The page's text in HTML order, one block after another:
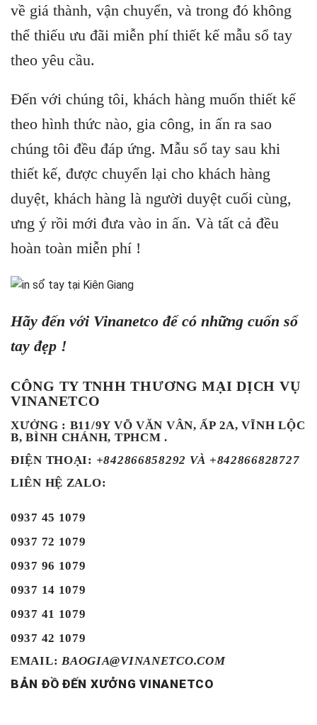
về giá thành, vận chuyển, và trong đó không
thể thiếu ưu đãi miễn phí thiết kế mẫu sổ tay
theo yêu cầu.
Đến với chúng tôi, khách hàng muốn thiết kế
theo hình thức nào, gia công, in ấn ra sao
chúng tôi đều đáp ứng. Mẫu sổ tay sau khi
thiết kế, được chuyển lại cho khách hàng
duyệt, khách hàng là người duyệt cuối cùng,
ưng ý rồi mới đưa vào in ấn. Và tất cả đều
hoàn toàn miễn phí !
Hãy đến với Vinanetco để có những cuốn sổ
tay đẹp !
CÔNG TY TNHH THƯƠNG MẠI DỊCH VỤ
VINANETCO
XƯỞNG : B11/9Y VÕ VĂN VÂN, ẤP 2A, VĨNH LỘC
B, BÌNH CHÁNH, TPHCM .
ĐIỆN THOẠI: +842866858292 VÀ +842866828727
LIÊN HỆ ZALO:
0937 45 1079
0937 72 1079
0937 96 1079
0937 14 1079
0937 41 1079
0937 42 1079
EMAIL: BAOGIA@VINANETCO.COM
BẢN ĐỒ ĐẾN XƯỞNG VINANETCO